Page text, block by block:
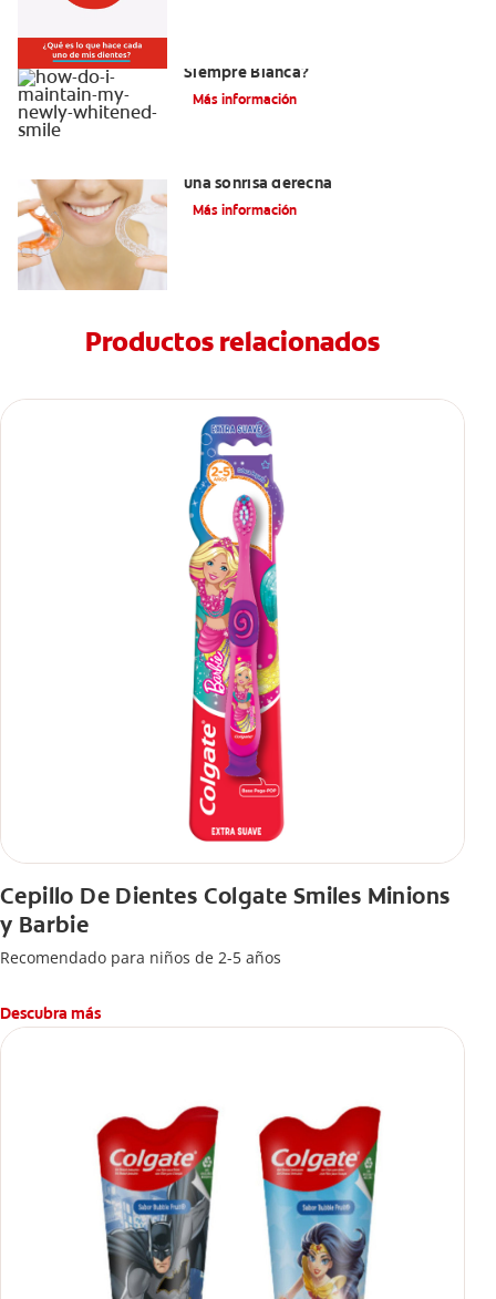
Siempre Blanca?
Más información
una sonrisa derecha
Más información
Productos relacionados
Cepillo De Dientes Colgate Smiles Minions
y Barbie
Recomendado para niños de 2-5 años
Descubra más